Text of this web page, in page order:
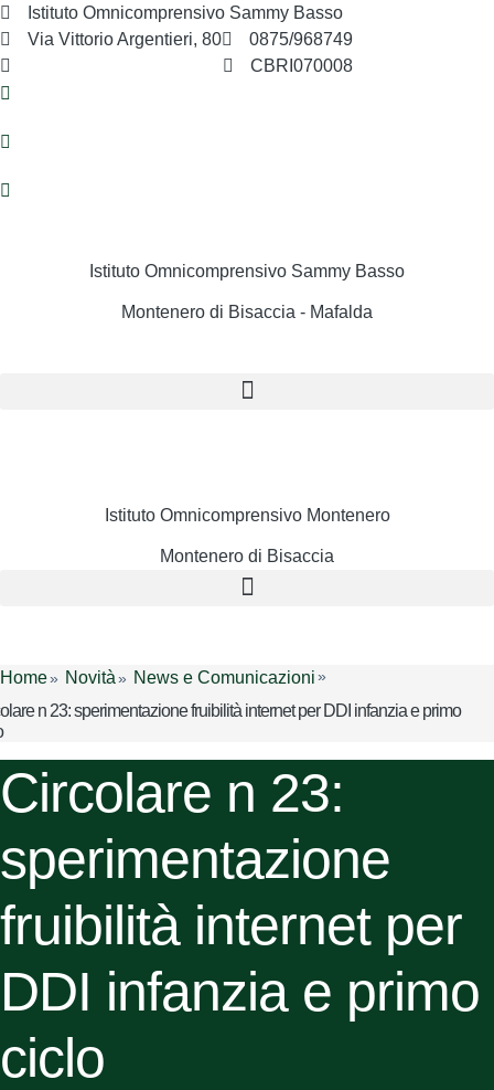
Istituto Omnicomprensivo Sammy Basso
Via Vittorio Argentieri, 80
0875/968749
CBRI070008
Istituto Omnicomprensivo Sammy Basso
Montenero di Bisaccia - Mafalda
Istituto Omnicomprensivo Montenero
Montenero di Bisaccia
Home
Novità
News e Comunicazioni
n 23: sperimentazione fruibilità internet per DDI infanzia e primo
Circolare n 23:
sperimentazione
fruibilità internet per
DDI infanzia e primo
ciclo